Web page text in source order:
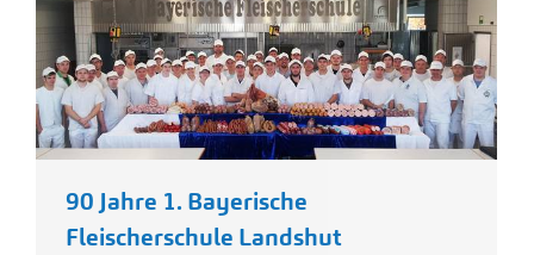
90 Jahre 1. Bayerische
Fleischerschule Landshut